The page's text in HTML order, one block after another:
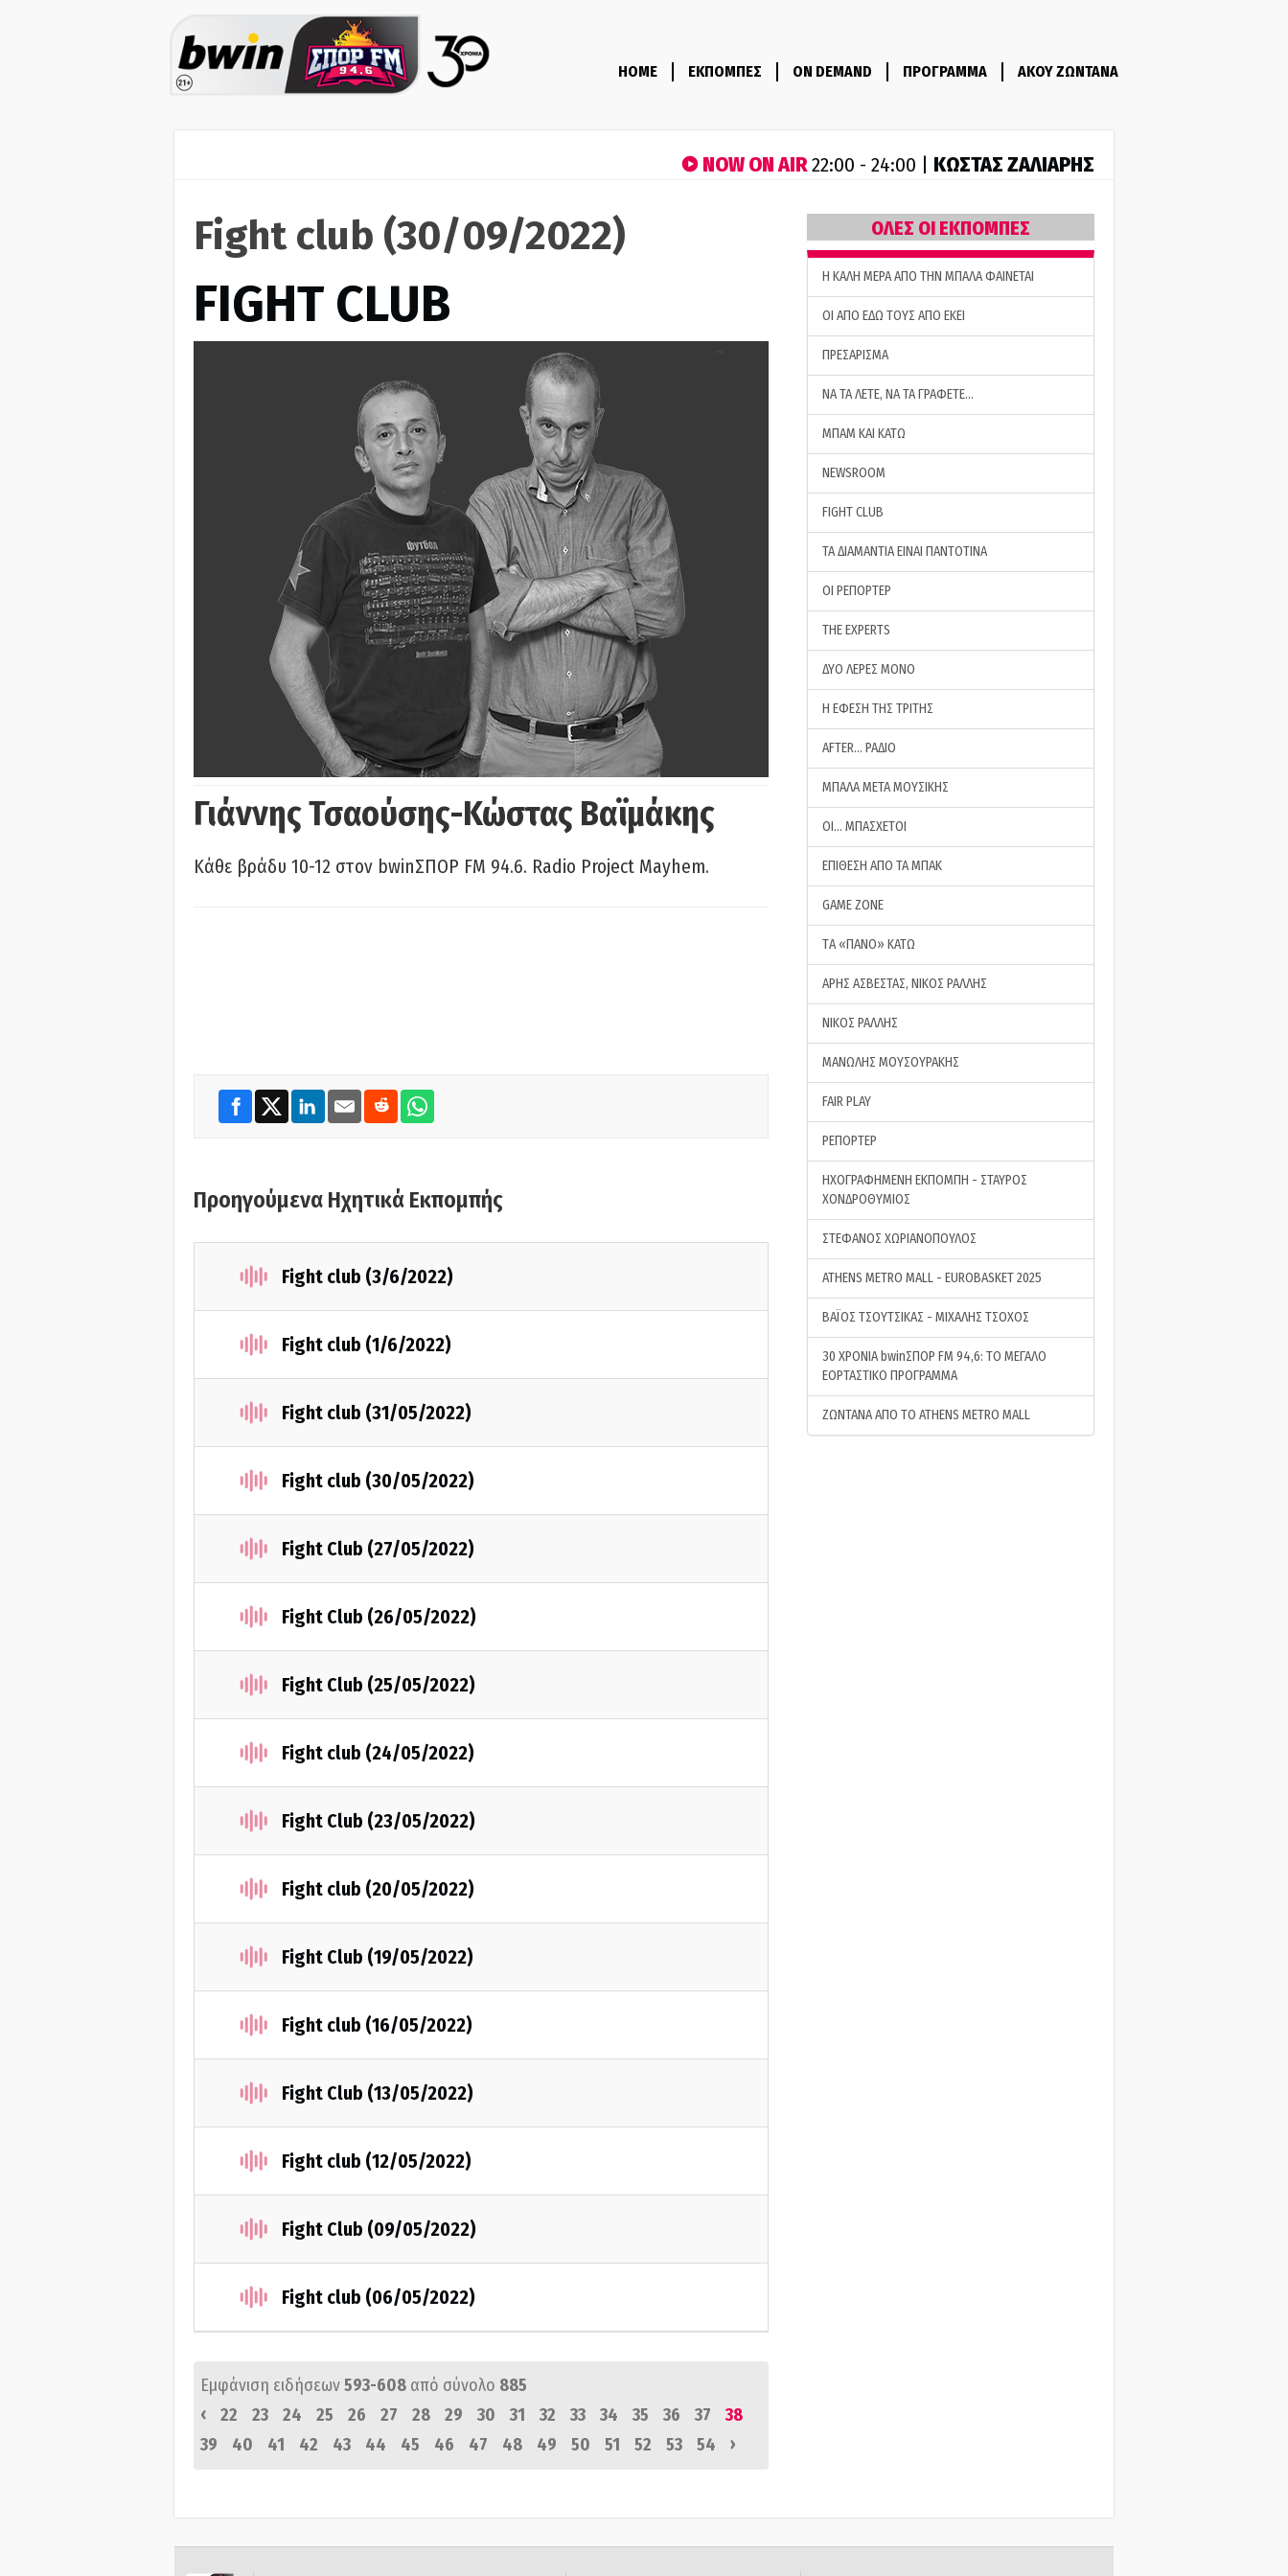
HOME ΕΚΠΟΜΠΕΣ ON DEMAND ΠΡΟΓΡΑΜΜΑ ΑΚΟΥ ΖΩΝΤΑΝΑ
NOW ON AIR22:00 - 24:00 | ΚΩΣΤΑΣ ΖΑΛΙΑΡΗΣ
Fight club (30/09/2022)
FIGHT CLUB
Γιάννης Τσαούσης-Κώστας Βαϊμάκης
Κάθε βράδυ 10-12 στον bwinΣΠΟΡ FM 94.6. Radio Project Mayhem.
Προηγούμενα Ηχητικά Εκπομπής
Fight club (3/6/2022)
Fight club (1/6/2022)
Fight club (31/05/2022)
Fight club (30/05/2022)
Fight Club (27/05/2022)
Fight Club (26/05/2022)
Fight Club (25/05/2022)
Fight club (24/05/2022)
Fight Club (23/05/2022)
Fight club (20/05/2022)
Fight Club (19/05/2022)
Fight club (16/05/2022)
Fight Club (13/05/2022)
Fight club (12/05/2022)
Fight Club (09/05/2022)
Fight club (06/05/2022)
Εμφάνιση ειδήσεων593-608 από σύνολο 885
‹
22 23 24 25 26 27 28 29 30 31 32 33 34 35 36 37
38
39
40 41 42 43 44 45 46 47 48 49 50 51 52 53 54 ›
ΟΛΕΣ ΟΙ ΕΚΠΟΜΠΕΣ
H ΚΑΛΗ ΜΕΡΑ ΑΠΟ ΤΗΝ ΜΠΑΛΑ ΦΑΙΝΕΤΑΙ
ΟΙ ΑΠΟ ΕΔΩ ΤΟΥΣ ΑΠΟ ΕΚΕΙ
ΠΡΕΣΑΡΙΣΜΑ
ΝΑ ΤΑ ΛΕΤΕ, ΝΑ ΤΑ ΓΡΑΦΕΤΕ…
ΜΠΑΜ ΚΑΙ ΚΑΤΩ
NEWSROOM
FIGHT CLUB
ΤΑ ΔΙΑΜΑΝΤΙΑ ΕΙΝΑΙ ΠΑΝΤΟΤΙΝΑ
ΟΙ ΡΕΠΟΡΤΕΡ
THE EXPERTS
ΔΥΟ ΛΕΡΕΣ ΜΟΝΟ
Η ΕΦΕΣΗ ΤΗΣ ΤΡΙΤΗΣ
AFTER… ΡΑΔΙΟ
ΜΠΑΛΑ ΜΕΤΑ ΜΟΥΣΙΚΗΣ
ΟΙ… ΜΠΑΣΧΕΤΟΙ
ΕΠΙΘΕΣΗ ΑΠΟ ΤΑ ΜΠΑΚ
GAME ZONE
ΤA «ΠΑΝΟ» ΚΑΤΩ
ΑΡΗΣ ΑΣΒΕΣΤΑΣ, ΝΙΚΟΣ ΡΑΛΛΗΣ
ΝΙΚΟΣ ΡΑΛΛΗΣ
ΜΑΝΩΛΗΣ ΜΟΥΣΟΥΡΑΚΗΣ
FAIR PLAY
ΡΕΠΟΡΤΕΡ
ΗΧΟΓΡΑΦΗΜΕΝΗ ΕΚΠΟΜΠΗ - ΣΤΑΥΡΟΣ
ΧΟΝΔΡΟΘΥΜΙΟΣ
ΣΤΕΦΑΝΟΣ ΧΩΡΙΑΝΟΠΟΥΛΟΣ
ATHENS METRO MALL - EUROBASKET 2025
ΒΑΪΟΣ ΤΣΟΥΤΣΙΚΑΣ - ΜΙΧΑΛΗΣ ΤΣΟΧΟΣ
30 ΧΡΟΝΙΑ bwinΣΠΟΡ FM 94,6: ΤΟ ΜΕΓΑΛΟ
ΕΟΡΤΑΣΤΙΚΟ ΠΡΟΓΡΑΜΜΑ
ΖΩΝΤΑΝΑ ΑΠΟ ΤΟ ATHENS METRO MALL